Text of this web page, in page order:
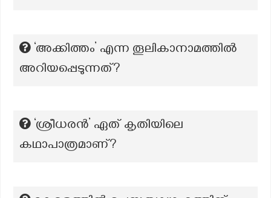
‘അക്കിത്തം’ എന്ന തൂലികാനാമത്തില്‍
അറിയപ്പെടുന്നത്?
‘ശ്രീധരൻ’ ഏത് കൃതിയിലെ
കഥാപാത്രമാണ്?